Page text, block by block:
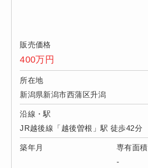
販売価格
400万円
所在地
新潟県新潟市西蒲区升潟
沿線・駅
JR越後線「越後曽根」駅 徒歩42分
築年月
専有面積
-